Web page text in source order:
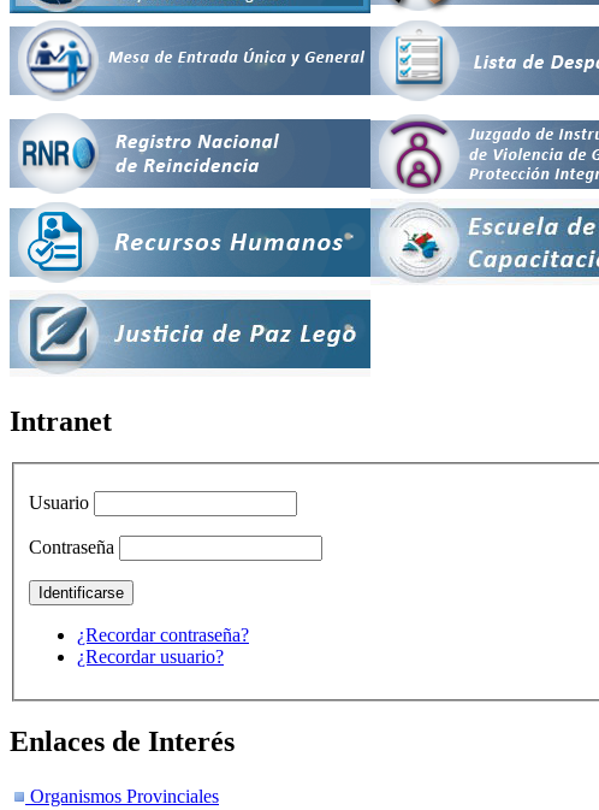
Intranet
Usuario
Contraseña
¿Recordar contraseña?
¿Recordar usuario?
Enlaces de Interés
Organismos Provinciales